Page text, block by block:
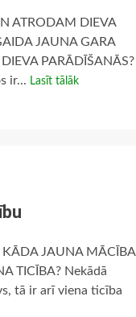
ATRODAM DIEVA
JAUNA GARA
PARĀDĪŠANĀS?
ir... Lasīt tālāk
KĀDA JAUNA MĀCĪBA
TICĪBA? Nekādā
tā ir arī viena ticība